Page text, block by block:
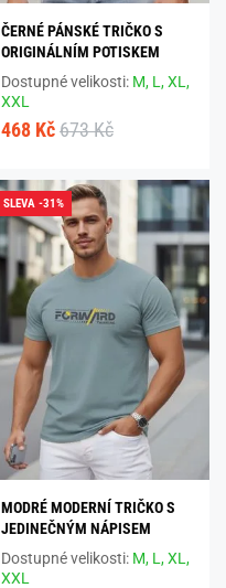
ČERNÉ PÁNSKÉ TRIČKO S
ORIGINÁLNÍM POTISKEM
Dostupné velikosti: M, L,XL,
XXL
468 Kč 673 Kč
SLEVA -31%
MODRÉ MODERNÍ TRIČKO S
JEDINEČNÝM NÁPISEM
Dostupné velikosti: M, L,XL,
XXL